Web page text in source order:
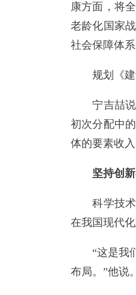
康方面，将
老龄化国家
社会保障体系
规划《建议
宁吉喆说，
初次分配中
体的要素收
坚持创
科学技术部
在我国现代
“这是我们
布局。”他说。